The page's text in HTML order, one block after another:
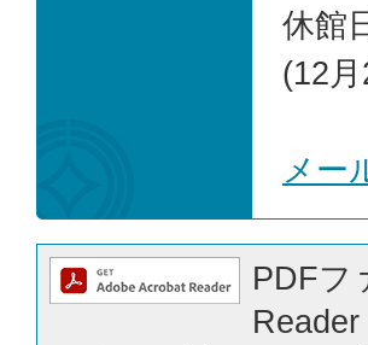
休館
(12
メー
PDFフ